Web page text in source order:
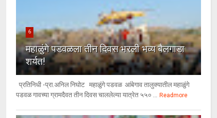
6
महाळुंगे पडवळला तीन दिवस भरली भव्य बैलगाडा
शर्यत!
प्रतिनिधी -प्रा.अनिल निघोट महाळुंगे पडवळ आंबेगाव तालुक्यातील महाळुंगे
पडवळ गावच्या ग्रामदैवत तीन दिवस चाललेल्या यात्रेत ५५० ... Readmore